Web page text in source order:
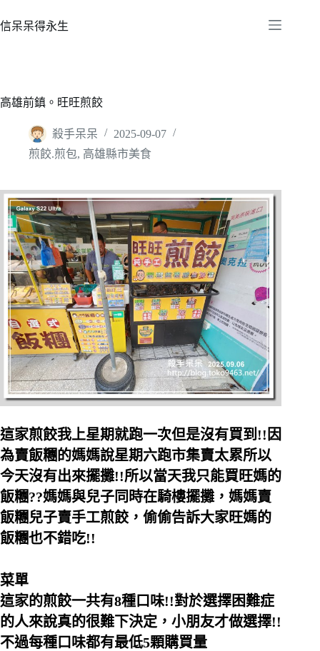
至
容
信呆呆得永生
高雄前鎮。旺旺煎餃
殺手呆呆
2025-09-07
煎餃.煎包, 高雄縣市美食
這家煎餃我上星期就跑一次但是沒有買到!!因
為賣飯糰的媽媽說星期六跑市集賣太累所以
今天沒有出來擺攤!!所以當天我只能買旺媽的
飯糰??媽媽與兒子同時在騎樓擺攤，媽媽賣
飯糰兒子賣手工煎餃，偷偷告訴大家旺媽的
飯糰也不錯吃!!
菜單
這家的煎餃一共有8種口味!!對於選擇困難症
的人來說真的很難下決定，小朋友才做選擇!!
不過每種口味都有最低5顆購買量